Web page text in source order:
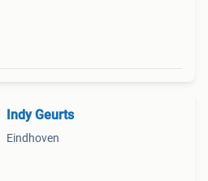
Indy Geurts
Eindhoven